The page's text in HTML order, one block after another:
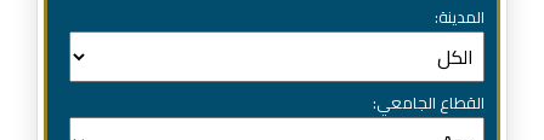
المدينة:
القطاع الجامعي: